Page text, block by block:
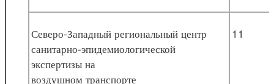
Северо-Западный региональный центр
санитарно-эпидемиологической
экспертизы на
воздушном транспорте
11